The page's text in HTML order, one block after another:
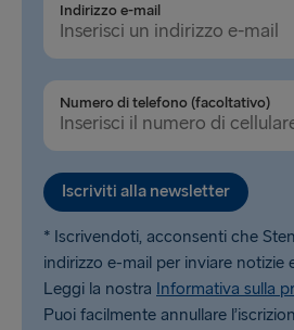
Indirizzo e-mail
Numero di telefono (facoltativo)
Iscriviti alla newsletter
* Iscrivendoti, acconsenti che
indirizzo e-mail per inviare notizie
Leggi la nostra Informativa sulla
Puoi facilmente annullare